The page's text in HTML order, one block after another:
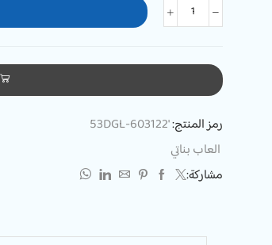
رمز المنتج:'53DGL-603122
العاب بناتي
مشاركة: